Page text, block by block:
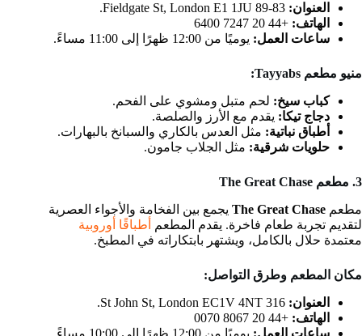
العنوان:
الهاتف: +44 20 7247 6400
ساعات العمل: يوميًا من 12:00 ظهرًا إلى 11:00 مساءً.
منيو مطعم Tayyabs:
كباب سيخ: لحم متبل ومشوي على الفحم.
دجاج تيكا: يقدم مع الأرز والصلصة.
أطباق نباتية: مثل العدس بالكاري والسبانخ بالبهارات.
حلويات شرقية: مثل الجلاب جامون.
3. مطعم The Great Chase
مطعم The Great Chase يجمع بين الفخامة والأجواء العصرية
لتقديم تجربة طعام فاخرة. يقدم المطعم
أطباقًا أوروبية
معتمدة حلال بالكامل، ويشتهر بابتكاراته في المطبخ.
مكان المطعم وطرق التواصل:
العنوان:
الهاتف: +44 20 8067 0070
ساعات العمل: يوميًا من 12:00 ظهرًا إلى 10:00 مساءً.